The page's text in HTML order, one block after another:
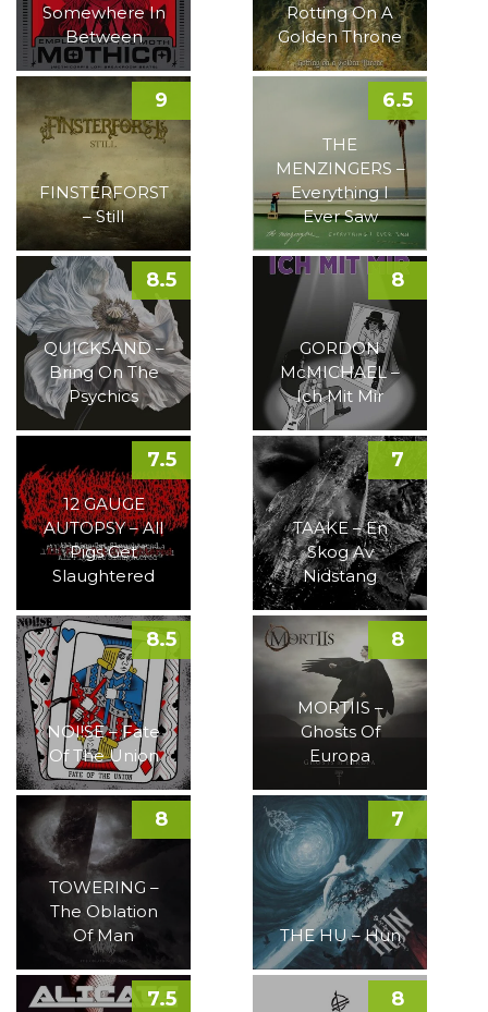
Somewhere In
Between
Rotting On A
Golden Throne
FINSTERFORST
– Still
9
THE
MENZINGERS –
Everything I
Ever Saw
6.5
QUICKSAND –
Bring On The
Psychics
8.5
GORDON
McMICHAEL –
Ich Mit Mir
8
12 GAUGE
AUTOPSY – All
Pigs Get
Slaughtered
7.5
TAAKE – En
Skog Av
Nidstang
7
NOI!SE – Fate
Of The Union
8.5
MORTIIS –
Ghosts Of
Europa
8
TOWERING –
The Oblation
Of Man
8
THE HU – Hun
7
7.5 8